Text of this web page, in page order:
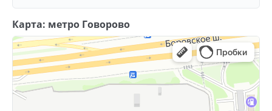
Карта: метро Говорово